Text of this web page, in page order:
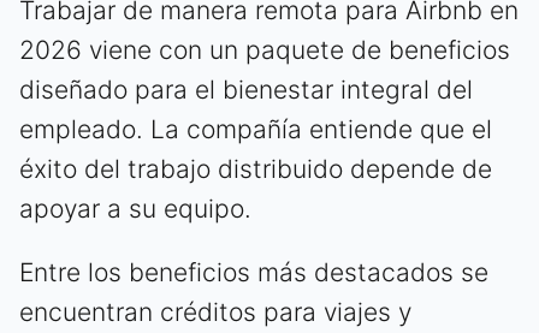
Trabajar de manera remota para Airbnb en
2026 viene con un paquete de beneficios
diseñado para el bienestar integral del
empleado. La compañía entiende que el
éxito del trabajo distribuido depende de
apoyar a su equipo.
Entre los beneficios más destacados se
encuentran créditos para viajes y